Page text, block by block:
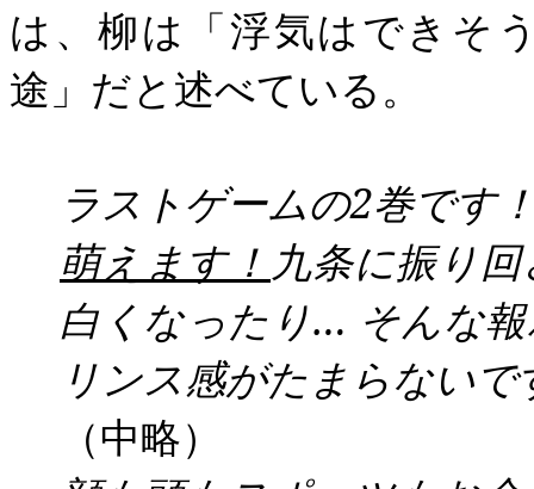
は、柳は「浮気はできそ
途」だと述べている。
ラストゲームの2巻です
萌えます！ 九条に振り
白くなったり… そんな
リンス感がたまらないで
（中略）